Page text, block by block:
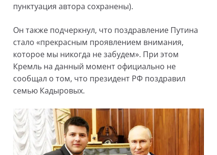
пунктуация автора сохранены).
Он также подчеркнул, что поздравление Путина
стало «прекрасным проявлением внимания,
которое мы никогда не забудем». При этом
Кремль на данный момент официально не
сообщал о том, что президент РФ поздравил
семью Кадыровых.